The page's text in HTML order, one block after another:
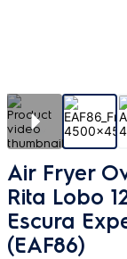
Air Fryer
Rita Lobo
Escura
(EAF86)